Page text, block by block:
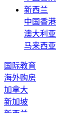
新西兰
中国香港
澳大利亚
马来西亚
国际教育
海外购房
加拿大
新加坡